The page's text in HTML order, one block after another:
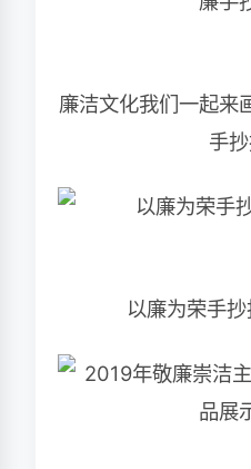
廉洁文化我们一起来
手
以廉为荣手